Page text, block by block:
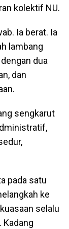
kolektif NU.
Ia berat. Ia
lambang
dua
dan
sengkarut
pada satu
ke
selalu
Kadang